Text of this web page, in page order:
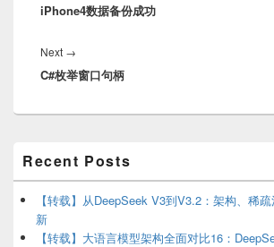
post:
iPhone4数据备份成功
Next →
post:
C#枚举窗口句柄
Sidebar
Widget
Area
Recent Posts
【转载】从DeepSeek V3到V3.2：架构、稀
新
【转载】大语言模型架构全面对比16：